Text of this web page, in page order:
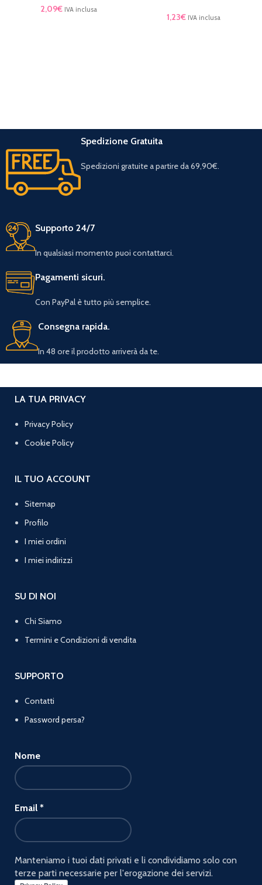
2,09€ IVA inclusa
1,23€ IVA inclusa
Spedizione Gratuita
Spedizioni gratuite a partire da 69,90€.
Supporto 24/7
In qualsiasi momento puoi contattarci.
Pagamenti sicuri.
Con PayPal è tutto più semplice.
Consegna rapida.
In 48 ore il prodotto arriverà da te.
LA TUA PRIVACY
Privacy Policy
Cookie Policy
IL TUO ACCOUNT
Sitemap
Profilo
I miei ordini
I miei indirizzi
SU DI NOI
Chi Siamo
Termini e Condizioni di vendita
SUPPORTO
Contatti
Password persa?
Nome
Email *
Manteniamo i tuoi dati privati e li condividiamo solo con
terze parti necessarie per l'erogazione dei servizi.